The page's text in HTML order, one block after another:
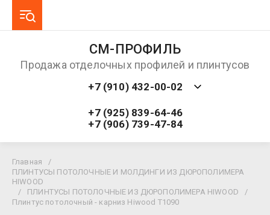
СМ-ПРОФИЛЬ
Продажа отделочных профилей и плинтусов
+7 (910) 432-00-02
+7 (925) 839-64-46
+7 (906) 739-47-84
Главная
/
ПЛИНТУСЫ ПОТОЛОЧНЫЕ И МОЛДИНГИ ИЗ ДЮРОПОЛИМЕРА
HIWOOD
/
ПЛИНТУСЫ ПОТОЛОЧНЫЕ ИЗ ДЮРОПОЛИМЕРА HIWOOD
/
Плинтус потолочный - карниз Hiwood T1090